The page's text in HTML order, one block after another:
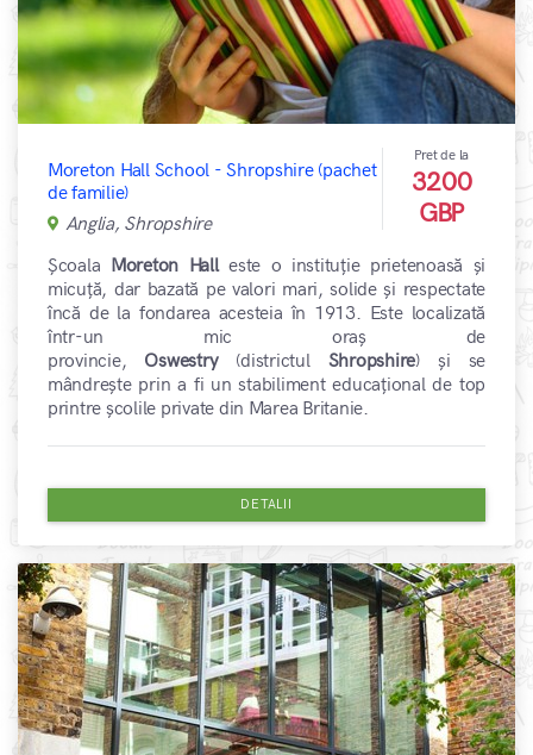
Moreton Hall School - Shropshire (pachet
de familie)
Anglia, Shropshire
Pret de la
3200
GBP
Școala Moreton Halleste o instituție prietenoasă și
micuță, dar bazată pe valori mari, solide și respectate
încă de la fondarea acesteia în 1913. Este localizată
într-un mic oraș de
provincie, Oswestry(districtul Shropshire) și se
mândrește prin a fi un stabiliment educațional de top
printre școlile private din Marea Britanie.
DETALII